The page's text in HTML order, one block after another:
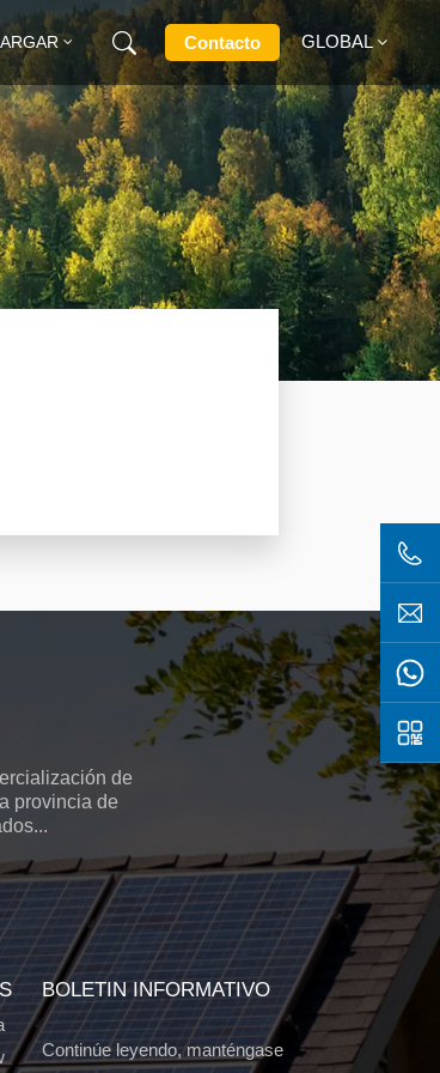
Contacto GLOBAL
English
Français
Deutsch
Русский
de
provincia de
BOLETIN INFORMATIVO
Continúe leyendo, manténgase